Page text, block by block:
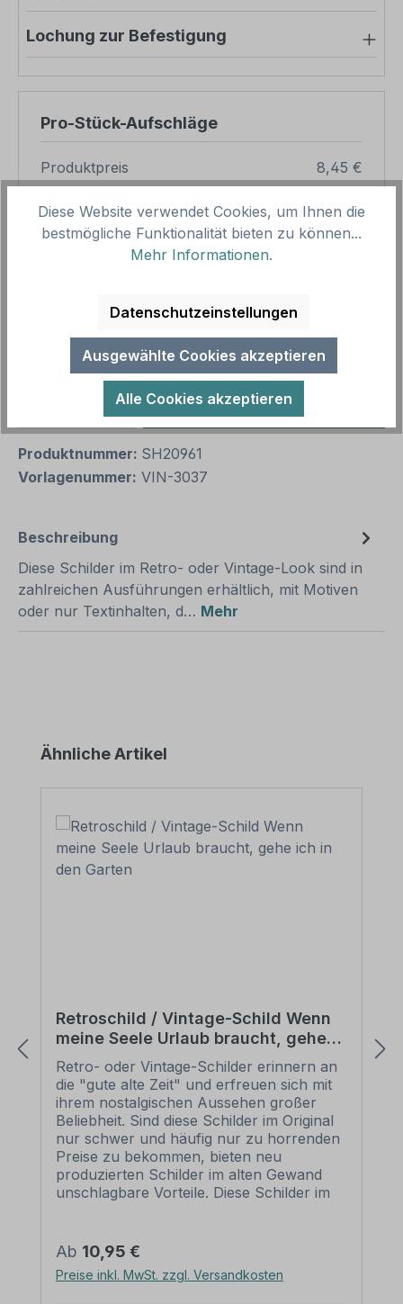
Lochung zur Befestigung
Pro-Stück-Aufschläge
Produktpreis
8,45 €
Zusammenfassung
Preise inkl. MwSt. zzgl. Versandkosten
abweichende Endpreise möglich.
Produkt Anzahl: Gib denIn den Warenkorb
Produktnummer: SH20961
Vorlagenummer: VIN-3037
Beschreibung
Diese Schilder im Retro- oder Vintage-Look sind in
zahlreichen Ausführungen erhältlich, mit Motiven
oder nur Textinhalten, d… Mehr
Produktgalerie überspringen
Ähnliche Artikel
Retroschild / Vintage-Schild Wenn
meine Seele Urlaub braucht, gehe
ich in den Garten
Retro- oder Vintage-Schilder erinnern an
die "gute alte Zeit" und erfreuen sich mit
ihrem nostalgischen Aussehen großer
Beliebheit. Sind diese Schilder im Original
nur schwer und häufig nur zu horrenden
Preise zu bekommen, bieten neu
produzierten Schilder im alten Gewand
unschlagbare Vorteile. Diese Schilder im
Motiven oder nur Textinhalten, die je nach
Artikel individuallisiert werden können. Die
Patina (Kratzer und Beschädigungen) ist
Regulärer Preis:
Ab 10,95 €
Preise inkl. MwSt. zzgl. Versandkosten
Diese Website verwendet Cookies, um Ihnen die
bestmögliche Funktionalität bieten zu können...
Mehr Informationen.
Datenschutzeinstellungen
Ausgewählte Cookies akzeptieren
Alle Cookies akzeptieren